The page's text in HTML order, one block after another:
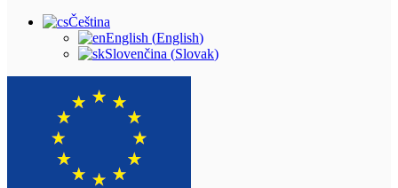
Čeština
English (English)
Slovenčina (Slovak)